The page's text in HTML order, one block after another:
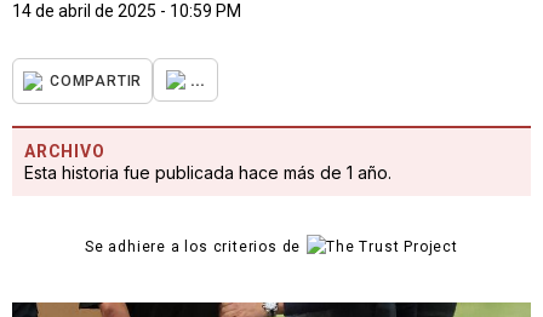
14 de abril de 2025 - 10:59 PM
COMPARTIR ...
ARCHIVO
Esta historia fue publicada hace más de 1 año.
Se adhiere a los criterios de